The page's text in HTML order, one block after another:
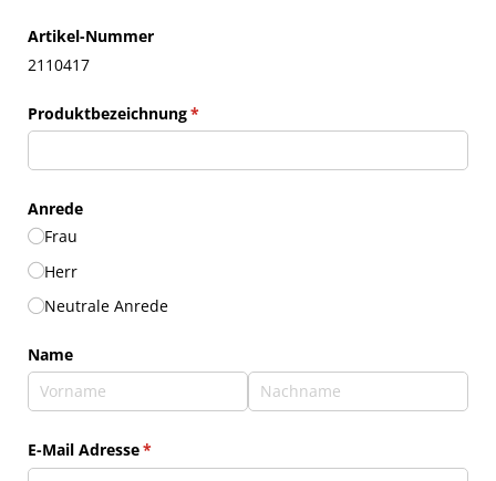
Artikel-Nummer
2110417
Produktbezeichnung*
(erforderlich)
Anrede
Frau
Herr
Neutrale Anrede
Name
E-Mail Adresse*
(erforderlich)